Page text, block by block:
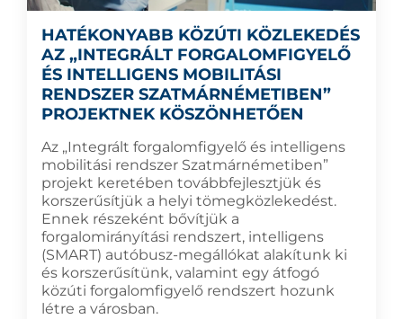
HATÉKONYABB KÖZÚTI KÖZLEKEDÉS
AZ „INTEGRÁLT FORGALOMFIGYELŐ
ÉS INTELLIGENS MOBILITÁSI
RENDSZER SZATMÁRNÉMETIBEN”
PROJEKTNEK KÖSZÖNHETŐEN
Az „Integrált forgalomfigyelő és intelligens
mobilitási rendszer Szatmárnémetiben”
projekt keretében továbbfejlesztjük és
korszerűsítjük a helyi tömegközlekedést.
Ennek részeként bővítjük a
forgalomirányítási rendszert, intelligens
(SMART) autóbusz-megállókat alakítunk ki
és korszerűsítünk, valamint egy átfogó
közúti forgalomfigyelő rendszert hozunk
létre a városban.